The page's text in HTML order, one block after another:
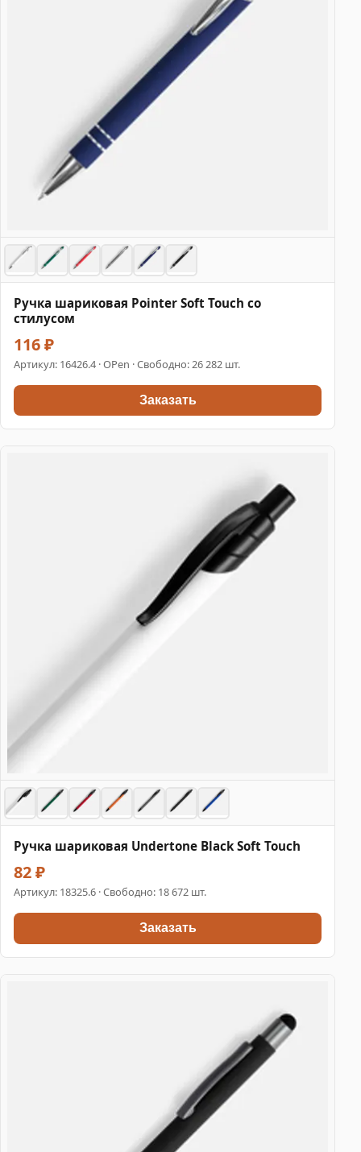
Ручка шариковая Pointer Soft Touch со
стилусом
116 ₽
Артикул: 16426.4 · OPen · Свободно: 26 282 шт.
Заказать
Ручка шариковая Undertone Black Soft Touch
82 ₽
Артикул: 18325.6 · Свободно: 18 672 шт.
Заказать